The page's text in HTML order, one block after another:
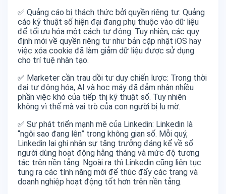
✅ Quảng cáo bị thách thức bởi quyền riêng tư: Quảng
cáo kỹ thuật số hiện đại đang phụ thuộc vào dữ liệu
để tối ưu hóa một cách tự động. Tuy nhiên, các quy
định mới về quyền riêng tư như bản cập nhật iOS hay
việc xóa cookie đã làm giảm dữ liệu được sử dụng
cho trí tuệ nhân tạo.
✅ Marketer cần trau dồi tư duy chiến lược: Trong thời
đại tự động hóa, AI và học máy đã đảm nhận nhiều
phần việc khó của tiếp thị kỹ thuật số. Tuy nhiên
không vì thế mà vai trò của con người bị lu mờ.
✅ Sự phát triển mạnh mẽ của Linkedin: Linkedin là
“ngôi sao đang lên” trong không gian số. Mỗi quý,
Linkedin lại ghi nhận sự tăng trưởng đáng kể về số
người dùng hoạt động hằng tháng và mức độ tương
tác trên nền tảng. Ngoài ra thì Linkedin cũng liên tục
tung ra các tính năng mới để thúc đẩy các trang và
doanh nghiệp hoạt động tốt hơn trên nền tảng.